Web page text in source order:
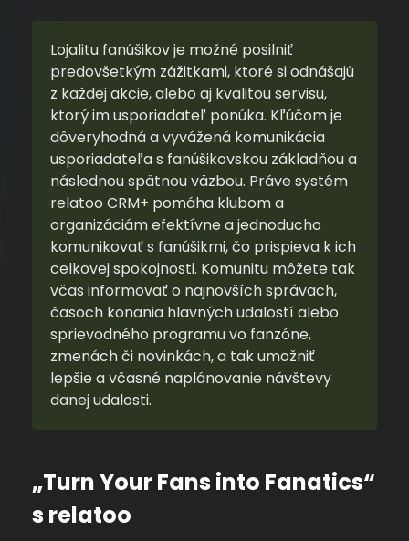
Lojalitu fanúšikov je možné posilniť
predovšetkým zážitkami, ktoré si odnášajú
z každej akcie, alebo aj kvalitou servisu,
ktorý im usporiadateľ ponúka. Kľúčom je
dôveryhodná a vyvážená komunikácia
usporiadateľa s fanúšikovskou základňou a
následnou spätnou väzbou. Práve systém
relatoo CRM+ pomáha klubom a
organizáciám efektívne a jednoducho
komunikovať s fanúšikmi, čo prispieva k ich
celkovej spokojnosti. Komunitu môžete tak
včas informovať o najnovších správach,
časoch konania hlavných udalostí alebo
sprievodného programu vo fanzóne,
zmenách či novinkách, a tak umožniť
lepšie a včasné naplánovanie návštevy
danej udalosti.
„Turn Your Fans into Fanatics“
s relatoo